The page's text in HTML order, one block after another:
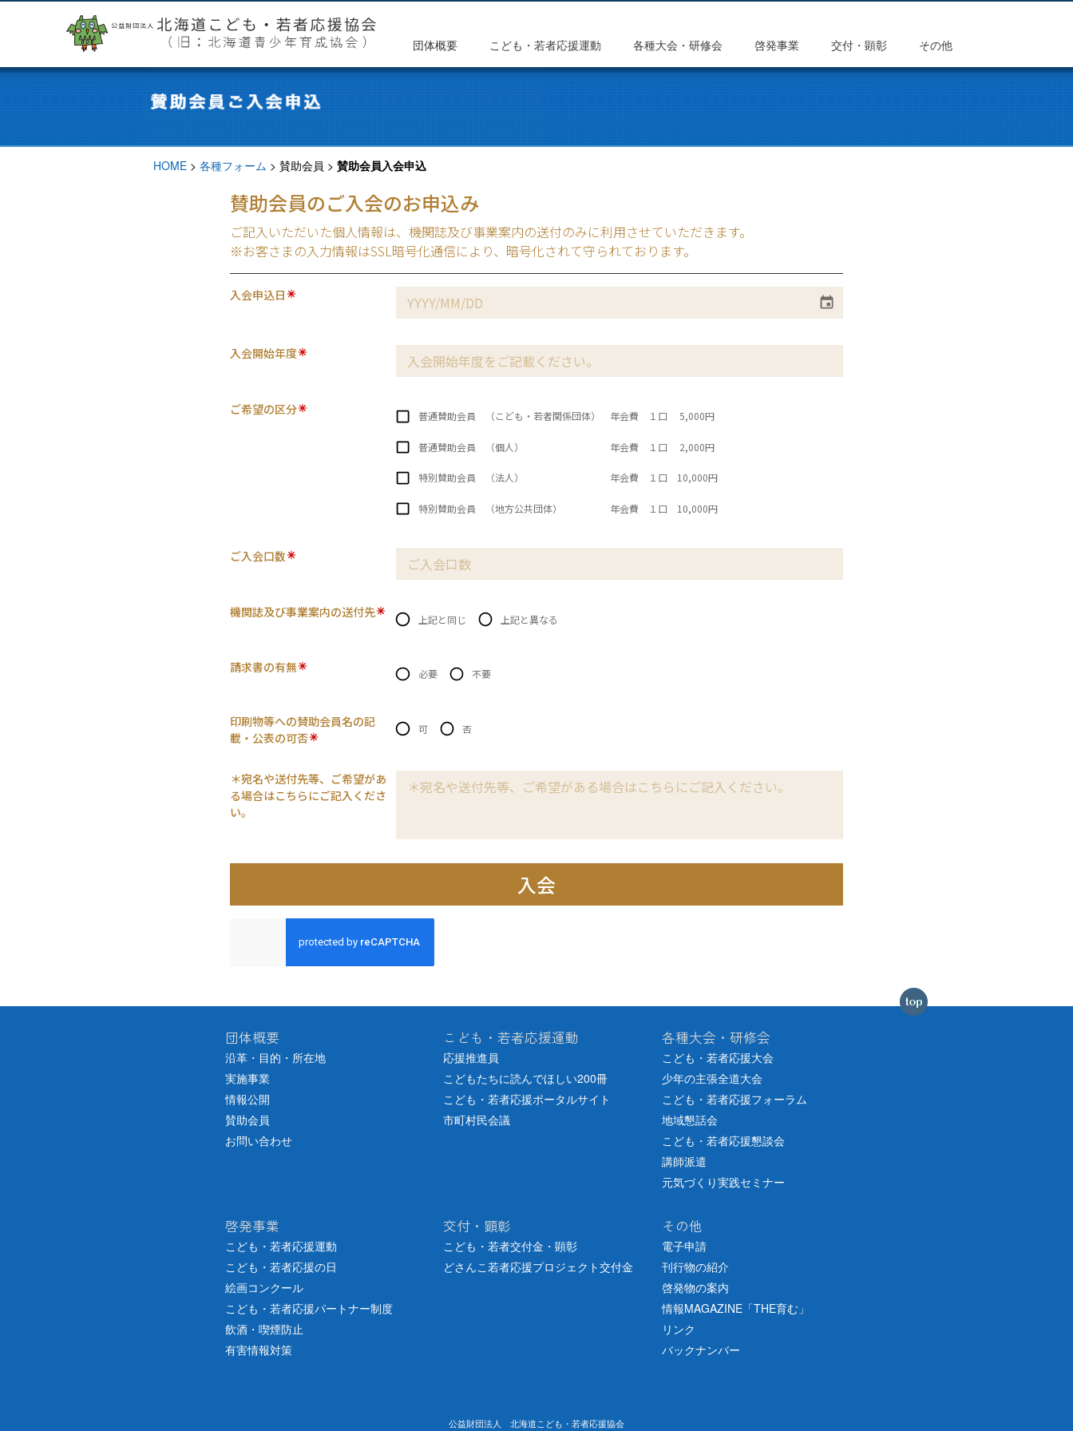
団体概要 こども・若者応援運動 各種大会・研修会 啓発事業 交付・顕彰 その他
HOME > 各種フォーム > 賛助会員 > 賛助会員入会申込
団体概要
沿革・目的・所在地
実施事業
情報公開
賛助会員
お問い合わせ
こども・若者応援運動
応援推進員
こどもたちに読んでほしい200冊
こども・若者応援ポータルサイト
市町村民会議
各種大会・研修会
こども・若者応援大会
少年の主張全道大会
こども・若者応援フォーラム
地域懇話会
こども・若者応援懇談会
講師派遣
元気づくり実践セミナー
啓発事業
こども・若者応援運動
こども・若者応援の日
絵画コンクール
こども・若者応援パートナー制度
飲酒・喫煙防止
有害情報対策
交付・顕彰
こども・若者交付金・顕彰
どさんこ若者応援プロジェクト交付金
その他
電子申請
刊行物の紹介
啓発物の案内
情報MAGAZINE「THE育む」
リンク
バックナンバー
公益財団法人 北海道こども・若者応援協会